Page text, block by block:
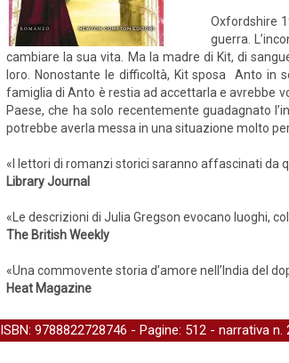
Oxfordshire
guerra.
cambiare la sua vita. Ma la madre di Kit, di
loro. Nonostante le difficoltà, Kit sposa Anto in
famiglia di Anto è restia ad accettarla e avrebbe
Paese, che ha solo recentemente guadagnato
potrebbe averla messa in una situazione molto
«I lettori di romanzi storici saranno affascinati da
Library Journal
«Le descrizioni di Julia Gregson evocano luoghi,
The British Weekly
«Una commovente storia d’amore nell’India del
Heat Magazine
ISBN: 9788822728746 - Pagine: 512 - narrativa n.